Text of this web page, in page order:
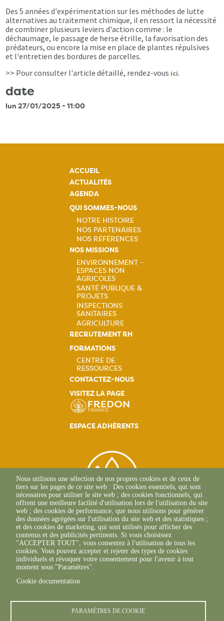
Des 5 années d'expérimentation sur les méthodes de lutte
alternatives au traitement chimique, il en ressort la nécessité
de combiner plusieurs leviers d'action comme : le
déchaumage, le passage de herse étrille, la favorisation des
prédateurs, ou encore la mise en place de plantes répulsives
et l'entretien des bordures de parcelles.
>> Pour consulter l'article détaillé, rendez-vous ici.
date
lun 27/01/2025 - 11:00
ACCUEIL
ACTUALITÉS
AGENDA
QUI SOMMES-NOUS
Navigation
principale
NOTRE HISTOIRE
NOS PARTENAIRES
NOS RÉFÉRENCES
NOS MISSIONS
Navigation
principale
ENVIRONNEMENT -
ESPACES NON
AGRICOLES
SANTÉ PUBLIQUE &
PROJETS
INSPECTIONS
SANITAIRES
AGRICULTURE
RECRUTEMENT RH
FORMATIONS
Navigation
principale
CENTRE DE
RESSOURCES
CONTACTEZ-NOUS
VISITEZ LA PAGE
ESPACE ADHÉRENTS
2, Esplanade Roland
Garros
51 100 REIMS
03.26.77.36.70
Nous utilisons une sélection de nos propres cookies et de ceux de
tiers sur les pages de ce site web : Des cookies essentiels, qui sont
nécessaires pour utiliser le site web ; des cookies fonctionnels, qui
offrent une meilleure facilité d'utilisation lors de l'utilisation du site
web ; des cookies de performance, que nous utilisons pour générer
des données agrégées sur l'utilisation du site web et des statistiques ;
et des cookies de marketing, qui sont utilisés pour afficher des
contenus et des publicités pertinents. Si vous choisissez
"ACCEPTER TOUT", vous consentez à l'utilisation de tous les
cookies. Vous pouvez accepter et rejeter des types de cookies
individuels et révoquer votre consentement pour l'avenir à tout
moment sous "Paramètres".
Cookie documentation
PARAMÈTRES DE COOKIE